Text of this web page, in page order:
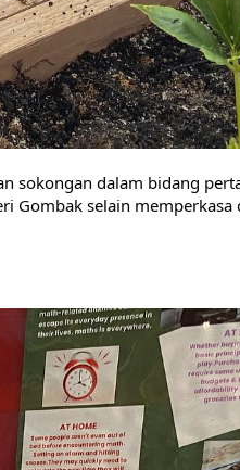
sokongan dalam bidang
Gombak selain memperkasa